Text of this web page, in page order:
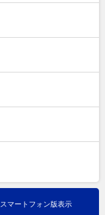
スマートフォン版表示